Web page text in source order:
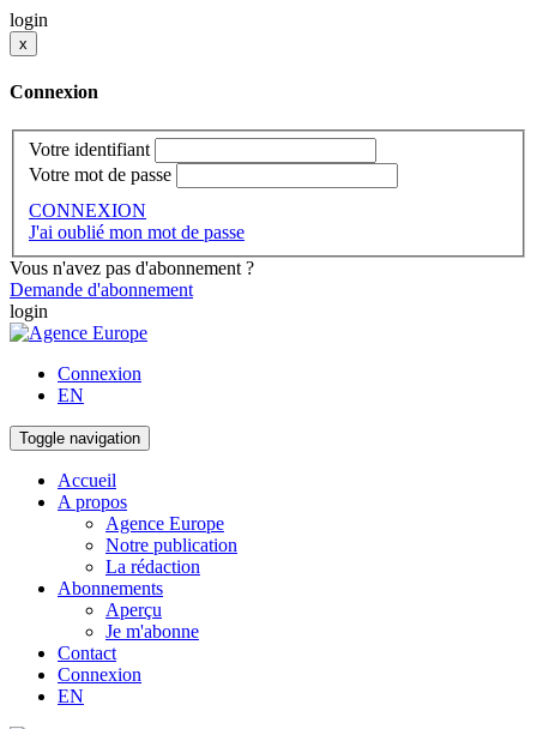
login
x
Connexion
Votre identifiant
Votre mot de passe
CONNEXION
J'ai oublié mon mot de passe
Vous n'avez pas d'abonnement ?
Demande d'abonnement
login
Connexion
EN
Toggle navigation
Accueil
A propos
Agence Europe
Notre publication
La rédaction
Abonnements
Aperçu
Je m'abonne
Contact
Connexion
EN